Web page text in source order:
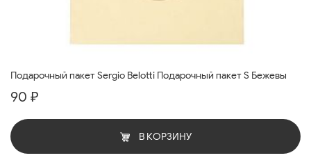
Подарочный пакет Sergio Belotti Подарочный пакет S Бежевы
90 ₽
В КОРЗИНУ